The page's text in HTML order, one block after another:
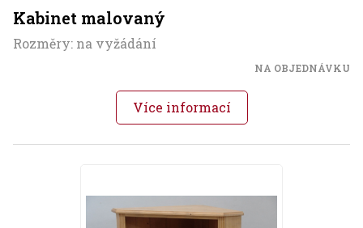
Kabinet malovaný
Rozměry: na vyžádání
NA OBJEDNÁVKU
Více informací